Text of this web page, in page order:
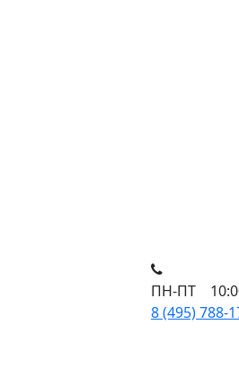
ПН-ПТ
8 (495) 788-